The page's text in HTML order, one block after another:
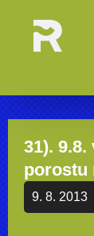
31).
porostu
9. 8. 2013